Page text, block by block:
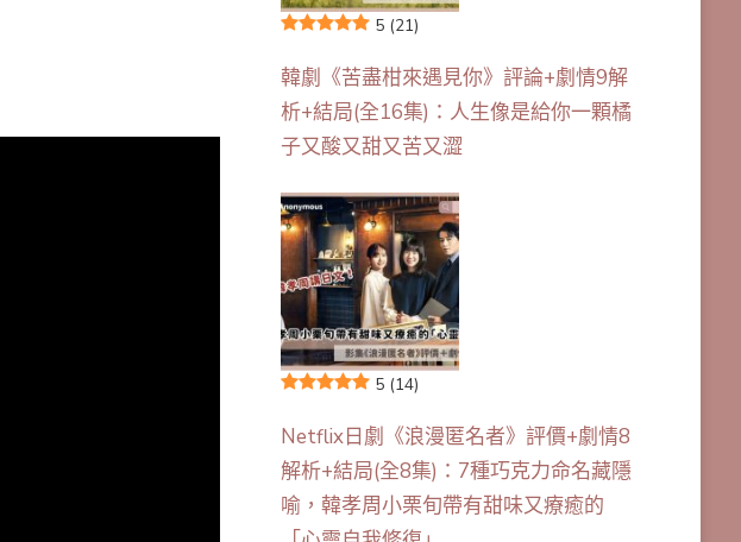
5 (21)
韓劇《苦盡柑來遇見你》評論+劇情9解
析+結局(全16集)：人生像是給你一顆橘
子又酸又甜又苦又澀
5 (14)
Netflix日劇《浪漫匿名者》評價+劇情8
解析+結局(全8集)：7種巧克力命名藏隱
喻，韓孝周小栗旬帶有甜味又療癒的